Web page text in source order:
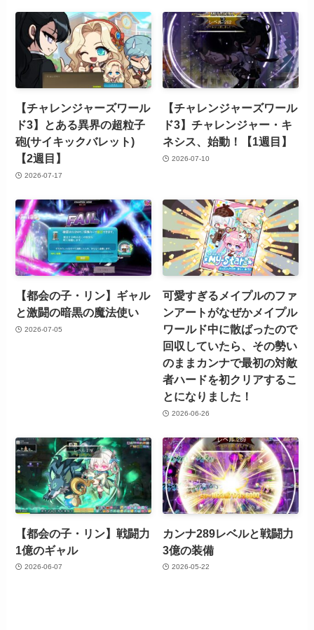
【チャレンジャーズワール
ド3】とある異界の超粒子
砲(サイキックバレット)
【2週目】
2026-07-17
【チャレンジャーズワール
ド3】チャレンジャー・キ
ネシス、始動！【1週目】
2026-07-10
【都会の子・リン】ギャル
と激闘の暗黒の魔法使い
2026-07-05
可愛すぎるメイプルのファ
ンアートがなぜかメイプル
ワールド中に散ばったので
回収していたら、その勢い
のままカンナで最初の対敵
者ハードを初クリアするこ
とになりました！
2026-06-26
【都会の子・リン】戦闘力
1億のギャル
2026-06-07
カンナ289レベルと戦闘力
3億の装備
2026-05-22